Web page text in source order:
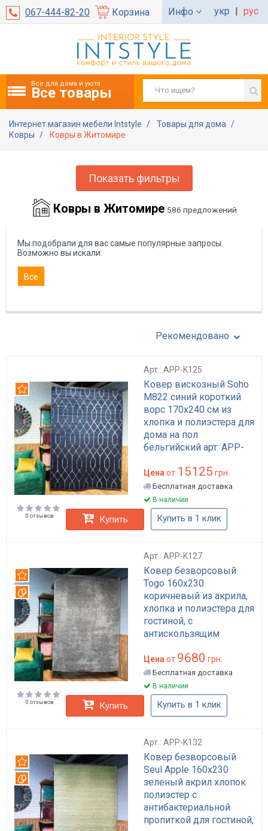
067-444-82-20 Корзина Инфо укр | рус
Все для дома и уюта
Все товары
Интернет магазин мебели Intstyle
Товары для дома
Ковры
Ковры в Житомире
Показать фильтры
Ковры в Житомире 586 предложений
Мы подобрали для вас самые популярные запросы.
Возможно вы искали:
Все
Рекомендовано
Арт.: APP-K125
Ковер вискозный Soho
M822 синий короткий
ворс 170x240 см из
хлопка и полиэстера для
дома на пол
бельгийский арт: APP-
Рекомендуем
Цена от 15125 грн.
Бесплатная доставка
В наличии
0 отзывов Купить Купить в 1 клик
Арт.: APP-K127
Ковер безворсовый
Togo 160x230
коричневый из акрила,
хлопка и полиэстера для
гостиной, с
антискользящим
K127
Рекомендуем
Вотерпруф
Цена от 9680 грн.
Бесплатная доставка
В наличии
0 отзывов Купить Купить в 1 клик
Арт.: APP-K132
Ковер безворсовый
Seul Apple 160x230
зеленый акрил хлопок
полиэстер с
антибактериальной
пропиткой для гостиной,
Рекомендуем
Вотерпруф